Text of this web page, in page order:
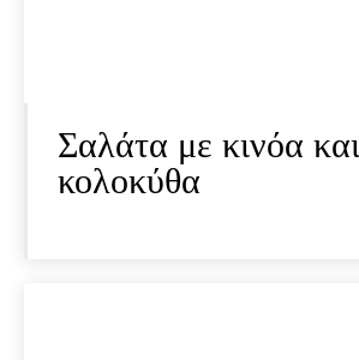
Σαλάτα με κινόα και
κολοκύθα